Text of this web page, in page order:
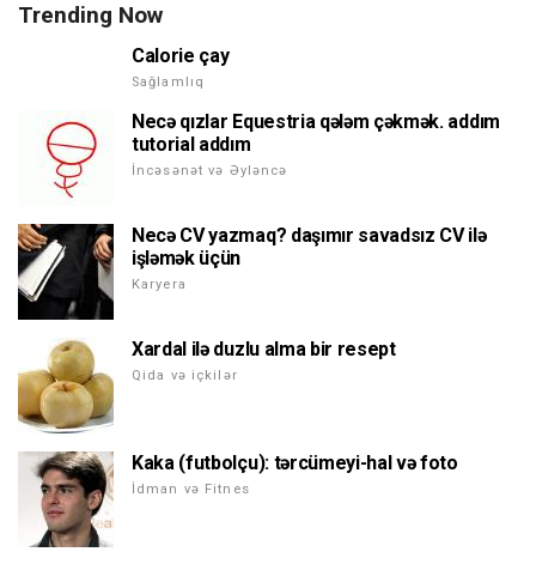
Trending Now
Calorie çay
Sağlamlıq
Necə qızlar Equestria qələm çəkmək. addım
tutorial addım
İncəsənət və Əyləncə
Necə CV yazmaq? daşımır savadsız CV ilə
işləmək üçün
Karyera
Xardal ilə duzlu alma bir resept
Qida və içkilər
Kaka (futbolçu): tərcümeyi-hal və foto
İdman və Fitnes